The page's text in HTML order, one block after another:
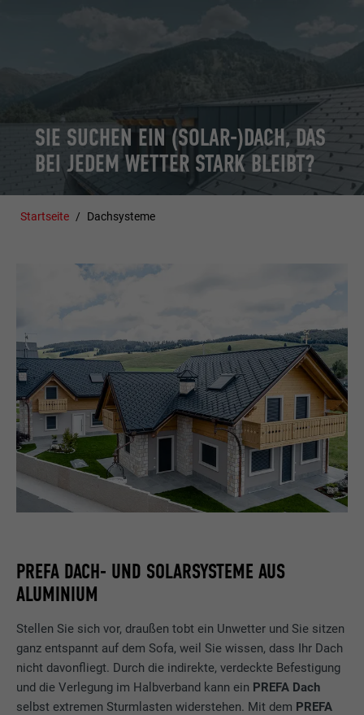
SIE SUCHEN EIN (SOLAR-)DACH, DAS
BEI JEDEM WETTER STARK BLEIBT?
Startseite Dachsysteme
PREFA DACH- UND SOLARSYSTEME AUS
ALUMINIUM
Stellen Sie sich vor, draußen tobt ein Unwetter und Sie sitzen
ganz entspannt auf dem Sofa, weil Sie wissen, dass Ihr Dach
nicht davonfliegt. Durch die indirekte, verdeckte Befestigung
und die Verlegung im Halbverband kann ein PREFA Dach
selbst extremen Sturmlasten widerstehen. Mit dem PREFA